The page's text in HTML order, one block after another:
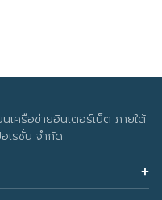
ครือข่ายอินเตอร์เน็ต ภายใต้
เรชั่น จำกัด